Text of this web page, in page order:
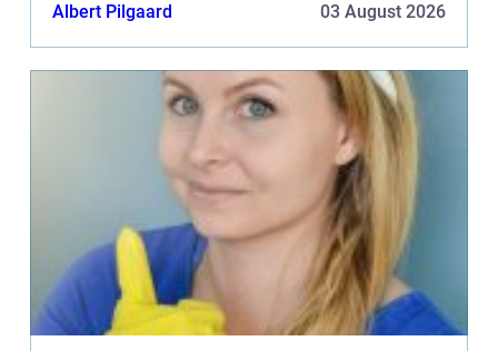
Albert Pilgaard 03 August 2026